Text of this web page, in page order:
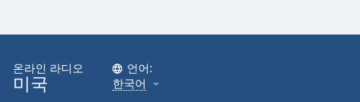
온라인 라디오
미국
언어:
한국어